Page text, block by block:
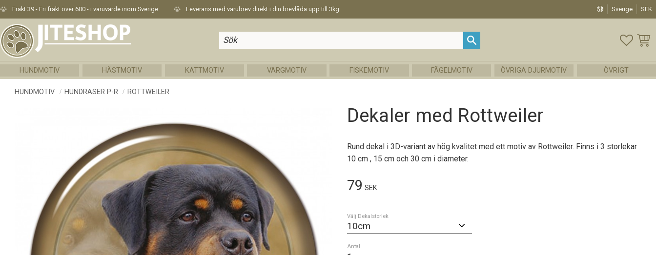
Frakt 39:- Fri frakt över 600:- i varuvärde inom Sverige Leverans med varubrev direkt i din brevlåda upp till 3kg Sverige SEK
HUNDMOTIV HÄSTMOTIV KATTMOTIV VARGMOTIV FISKEMOTIV FÅGELMOTIV ÖVRIGA DJURMOTIV ÖVRIGT
HUNDMOTIV HUNDRASER P-R ROTTWEILER
Dekaler med Rottweiler
Rund dekal i 3D-variant av hög kvalitet med ett motiv av Rottweiler. Finns i 3 storlekar
10 cm , 15 cm och 30 cm i diameter.
79 SEK
Välj Dekalstorlek
Antal